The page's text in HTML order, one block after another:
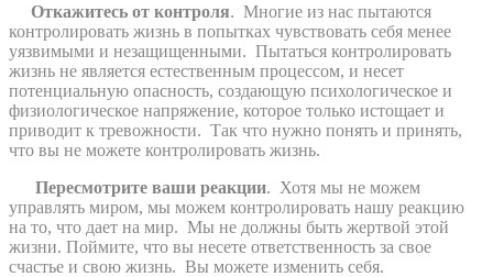
Откажитесь от контроля. Многие из нас пытаются
контролировать жизнь в попытках чувствовать себя менее
уязвимыми и незащищенными. Пытаться контролировать
жизнь не является естественным процессом, и несет
потенциальную опасность, создающую психологическое и
физиологическое напряжение, которое только истощает и
приводит к тревожности. Так что нужно понять и принять,
что вы не можете контролировать жизнь.
Пересмотрите ваши реакции. Хотя мы не можем
управлять миром, мы можем контролировать нашу реакцию
на то, что дает на мир. Мы не должны быть жертвой этой
жизни. Поймите, что вы несете ответственность за свое
счастье и свою жизнь. Вы можете изменить себя.